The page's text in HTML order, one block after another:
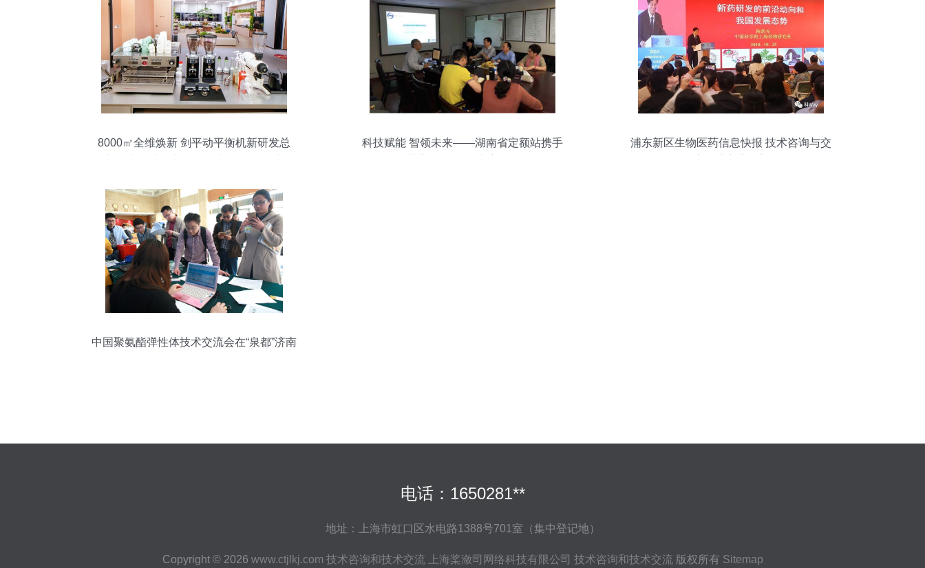
8000㎡全维焕新 剑平动平衡机新研发总
科技赋能 智领未来——湖南省定额站携手
浦东新区生物医药信息快报 技术咨询与交
中国聚氨酯弹性体技术交流会在“泉都”济南
电话：1650281**
地址：上海市虹口区水电路1388号701室（集中登记地）
Copyright © 2026 www.ctjlkj.com 技术咨询和技术交流 上海桨潋司网络科技有限公司 技术咨询和技术交流版权所有 Sitemap